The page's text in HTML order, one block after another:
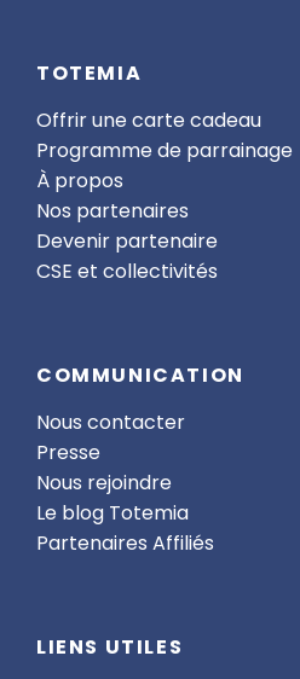
TOTEMIA
Offrir une carte cadeau
Programme de parrainage
À propos
Nos partenaires
Devenir partenaire
CSE et collectivités
COMMUNICATION
Nous contacter
Presse
Nous rejoindre
Le blog Totemia
Partenaires Affiliés
LIENS UTILES